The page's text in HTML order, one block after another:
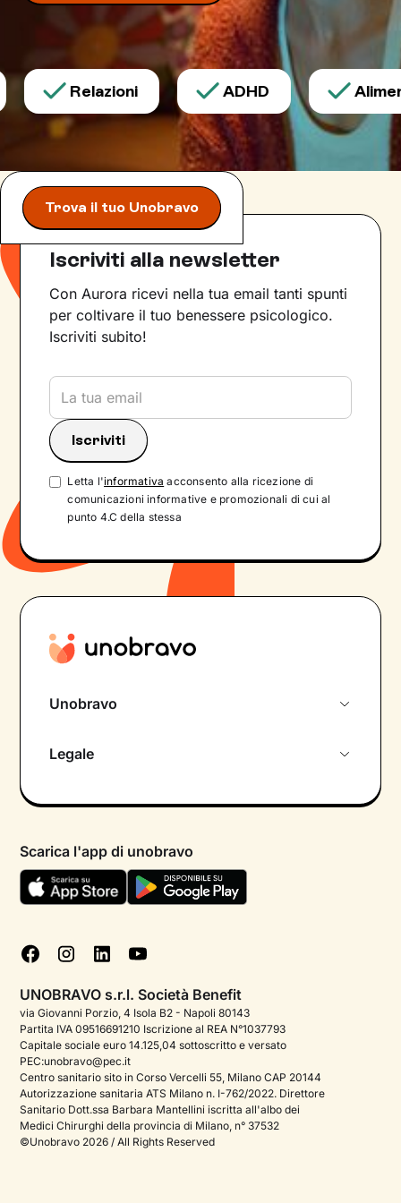
Relazioni ADHD
Trova il tuo Unobravo
Iscriviti alla newsletter
Con Aurora ricevi nella tua email tanti spunti
per coltivare il tuo benessere psicologico.
Iscriviti subito!
Letta l'informativa acconsento alla ricezione di
comunicazioni informative e promozionali di cui al
punto 4.C della stessa
Unobravo
Psicologo in chat
Aiuto urgente
FAQ
Podcast di psicologia
Corporate
Psicologo italiano all'estero
Approfondimenti sulla salute mentale
Sala stampa
Legale
Termini e condizioni
Informativa Privacy
Cookie policy
Gestisci cookie
Scarica l'app di unobravo
UNOBRAVO s.r.l. Società Benefit
via Giovanni Porzio, 4 Isola B2 - Napoli 80143
Partita IVA 09516691210 Iscrizione al REA N°1037793
Capitale sociale euro 14.125,04 sottoscritto e versato
PEC:unobravo@pec.it
Centro sanitario sito in Corso Vercelli 55, Milano CAP 20144
Autorizzazione sanitaria ATS Milano n. I-762/2022. Direttore
Sanitario Dott.ssa Barbara Mantellini iscritta all'albo dei
Medici Chirurghi della provincia di Milano, n° 37532
©Unobravo 2026 / All Rights Reserved